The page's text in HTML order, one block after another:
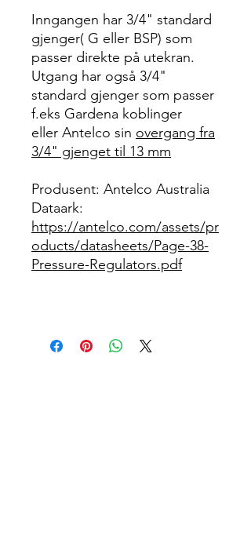
Inngangen har 3/4" standard
gjenger( G eller BSP) som
passer direkte på utekran.
Utgang har også 3/4"
standard gjenger som passer
f.eks Gardena koblinger
eller Antelco sin overgang fra
3/4" gjenget til 13 mm
Produsent: Antelco Australia
Dataark:
https://antelco.com/assets/pr
oducts/datasheets/Page-38-
Pressure-Regulators.pdf